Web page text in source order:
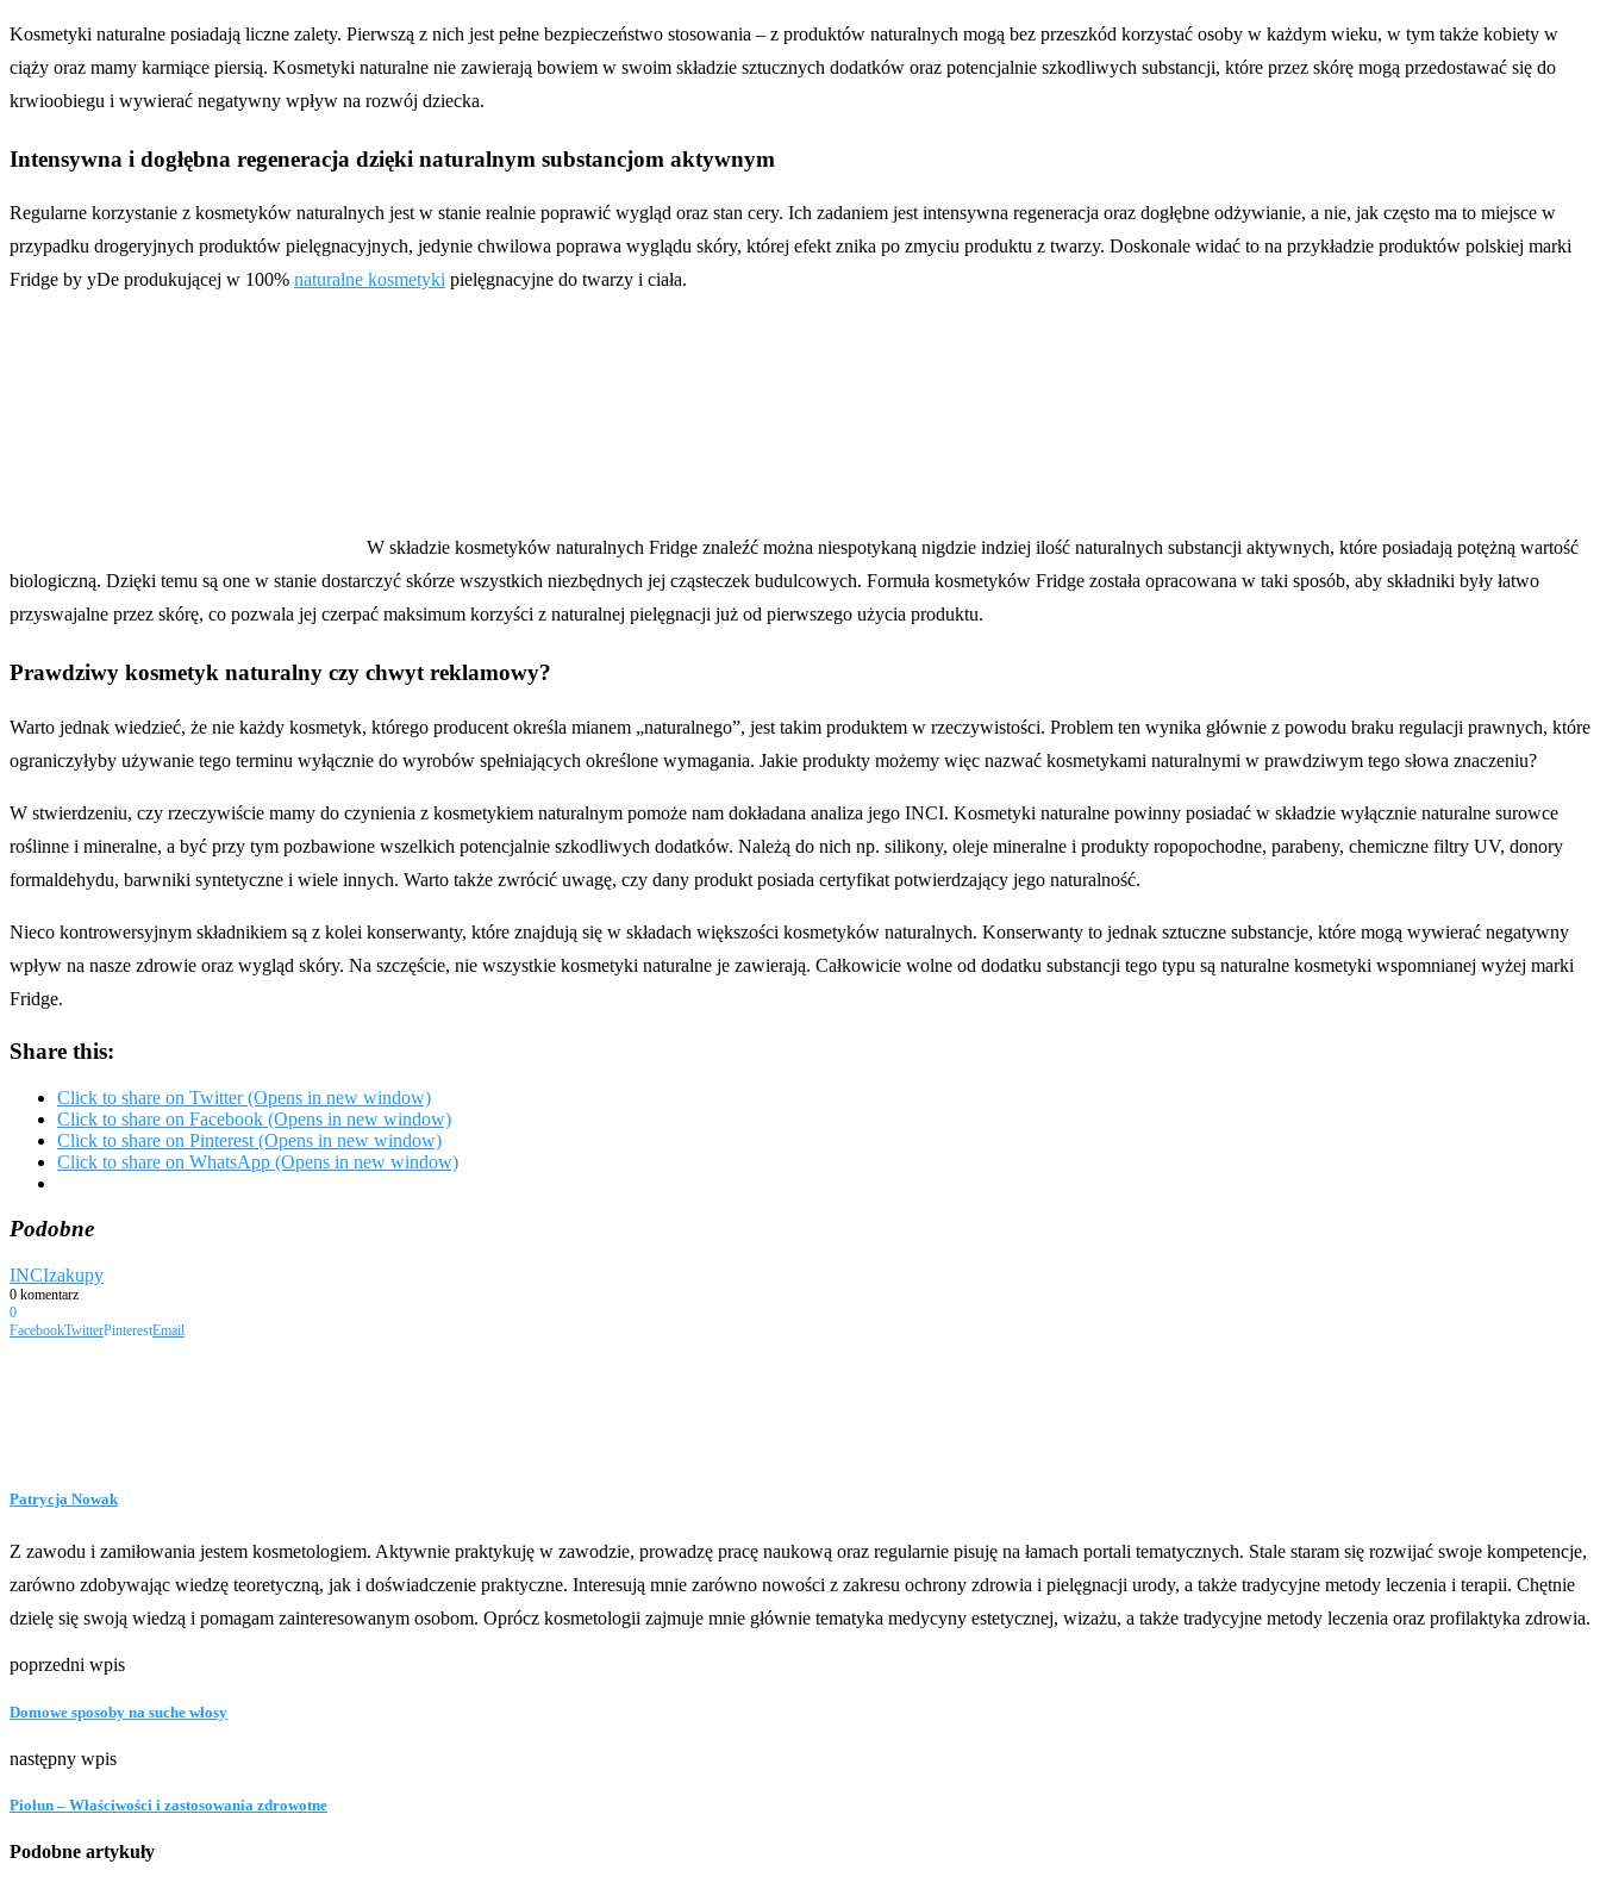
Kosmetyki naturalne posiadają liczne zalety. Pierwszą z nich jest pełne bezpieczeństwo stosowania – z produktów naturalnych mogą bez przeszkód korzystać osoby w każdym wieku, w tym także kobiety w
ciąży oraz mamy karmiące piersią. Kosmetyki naturalne nie zawierają bowiem w swoim składzie sztucznych dodatków oraz potencjalnie szkodliwych substancji, które przez skórę mogą przedostawać się do
krwioobiegu i wywierać negatywny wpływ na rozwój dziecka.
Intensywna i dogłębna regeneracja dzięki naturalnym substancjom aktywnym
Regularne korzystanie z kosmetyków naturalnych jest w stanie realnie poprawić wygląd oraz stan cery. Ich zadaniem jest intensywna regeneracja oraz dogłębne odżywianie, a nie, jak często ma to miejsce w
przypadku drogeryjnych produktów pielęgnacyjnych, jedynie chwilowa poprawa wyglądu skóry, której efekt znika po zmyciu produktu z twarzy. Doskonale widać to na przykładzie produktów polskiej marki
Fridge by yDe produkującej w 100% naturalne kosmetyki pielęgnacyjne do twarzy i ciała.
W składzie kosmetyków naturalnych Fridge znaleźć można niespotykaną nigdzie indziej ilość naturalnych substancji aktywnych, które posiadają potężną wartość
biologiczną. Dzięki temu są one w stanie dostarczyć skórze wszystkich niezbędnych jej cząsteczek budulcowych. Formuła kosmetyków Fridge została opracowana w taki sposób, aby składniki były łatwo
przyswajalne przez skórę, co pozwala jej czerpać maksimum korzyści z naturalnej pielęgnacji już od pierwszego użycia produktu.
Prawdziwy kosmetyk naturalny czy chwyt reklamowy?
Warto jednak wiedzieć, że nie każdy kosmetyk, którego producent określa mianem „naturalnego”, jest takim produktem w rzeczywistości. Problem ten wynika głównie z powodu braku regulacji prawnych, które
ograniczyłyby używanie tego terminu wyłącznie do wyrobów spełniających określone wymagania. Jakie produkty możemy więc nazwać kosmetykami naturalnymi w prawdziwym tego słowa znaczeniu?
W stwierdzeniu, czy rzeczywiście mamy do czynienia z kosmetykiem naturalnym pomoże nam dokładana analiza jego INCI. Kosmetyki naturalne powinny posiadać w składzie wyłącznie naturalne surowce
roślinne i mineralne, a być przy tym pozbawione wszelkich potencjalnie szkodliwych dodatków. Należą do nich np. silikony, oleje mineralne i produkty ropopochodne, parabeny, chemiczne filtry UV, donory
formaldehydu, barwniki syntetyczne i wiele innych. Warto także zwrócić uwagę, czy dany produkt posiada certyfikat potwierdzający jego naturalność.
Nieco kontrowersyjnym składnikiem są z kolei konserwanty, które znajdują się w składach większości kosmetyków naturalnych. Konserwanty to jednak sztuczne substancje, które mogą wywierać negatywny
wpływ na nasze zdrowie oraz wygląd skóry. Na szczęście, nie wszystkie kosmetyki naturalne je zawierają. Całkowicie wolne od dodatku substancji tego typu są naturalne kosmetyki wspomnianej wyżej marki
Fridge.
Share this:
Click to share on Twitter (Opens in new window)
Click to share on Facebook (Opens in new window)
Click to share on Pinterest (Opens in new window)
Click to share on WhatsApp (Opens in new window)
Podobne
INCIzakupy
0 komentarz
0
FacebookTwitterPinterestEmail
Patrycja Nowak
Z zawodu i zamiłowania jestem kosmetologiem. Aktywnie praktykuję w zawodzie, prowadzę pracę naukową oraz regularnie pisuję na łamach portali tematycznych. Stale staram się rozwijać swoje kompetencje,
zarówno zdobywając wiedzę teoretyczną, jak i doświadczenie praktyczne. Interesują mnie zarówno nowości z zakresu ochrony zdrowia i pielęgnacji urody, a także tradycyjne metody leczenia i terapii. Chętnie
dzielę się swoją wiedzą i pomagam zainteresowanym osobom. Oprócz kosmetologii zajmuje mnie głównie tematyka medycyny estetycznej, wizażu, a także tradycyjne metody leczenia oraz profilaktyka zdrowia.
poprzedni wpis
Domowe sposoby na suche włosy
następny wpis
Piołun – Właściwości i zastosowania zdrowotne
Podobne artykuły